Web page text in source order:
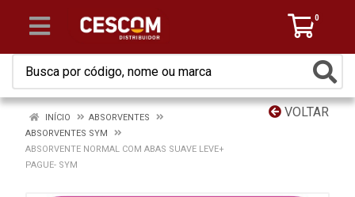
0
VOLTAR
INÍCIO
ABSORVENTES
ABSORVENTES SYM
ABSORVENTE NORMAL COM ABAS SUAVE LEVE+
PAGUE- SYM